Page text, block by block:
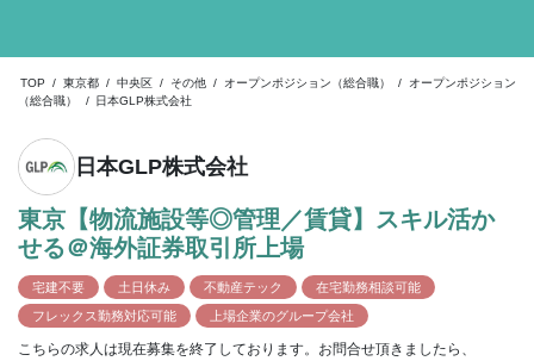
TOP / 東京都 / 中央区 / その他 / オープンポジション（総合職） /
オープンポジション
（総合職）
/ 日本GLP株式会社
日本GLP株式会社
東京【物流施設等◎管理／賃貸】スキル活か
せる＠海外証券取引所上場
宅建不要 土日休み 不動産テック
在宅勤務相談可能
フレックス勤務対応可能
上場企業のグループ会社
こちらの求人は現在募集を終了しております。お問合せ頂きましたら、